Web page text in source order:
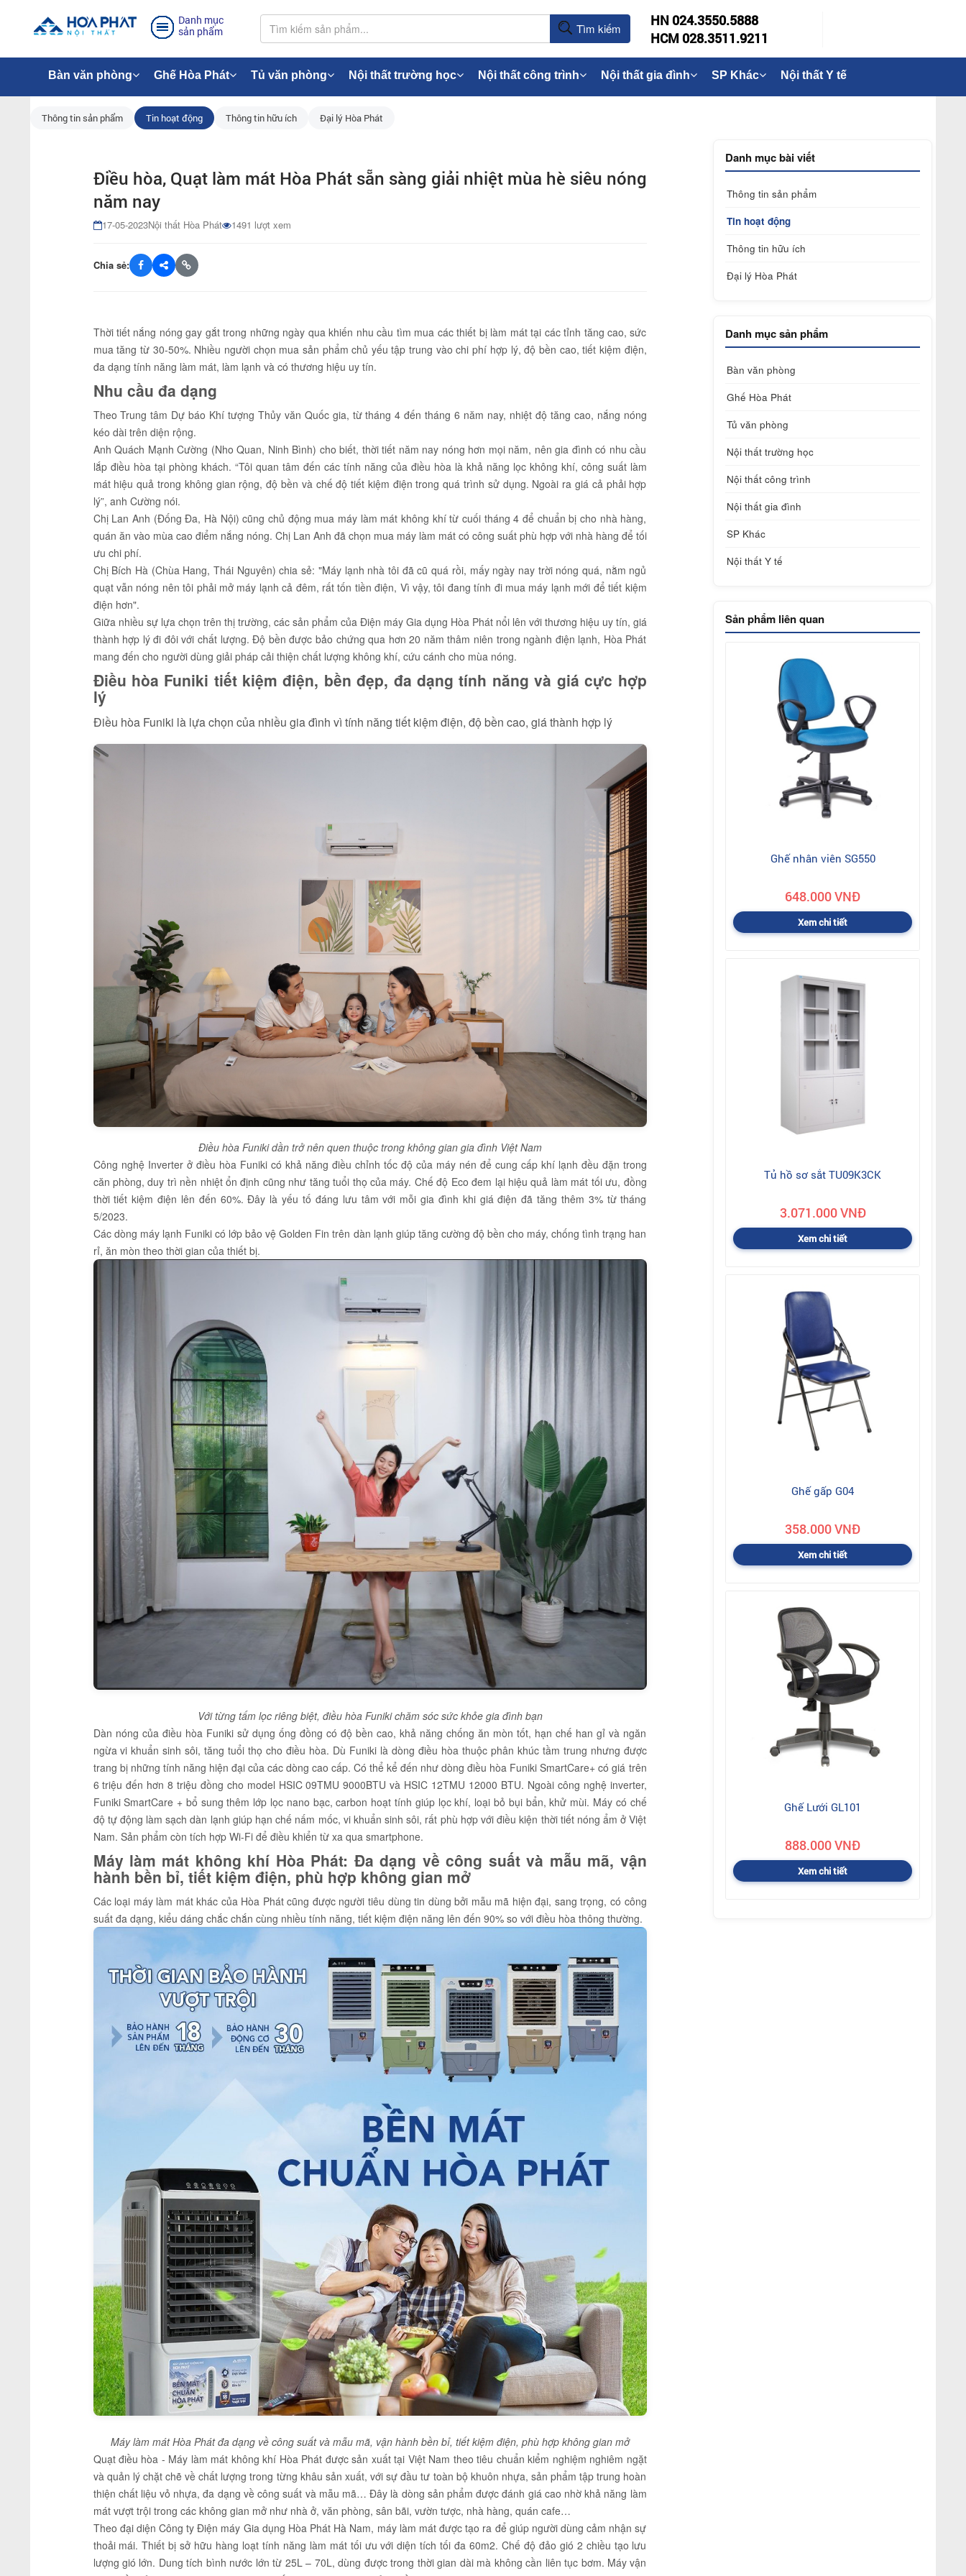
Danh mục
sản phẩm
Tìm kiếm
HN 024.3550.5888
HCM 028.3511.9211
Bàn văn phòng Ghế Hòa Phát Tủ văn phòng Nội thất trường học Nội thất công trình Nội thất gia đình SP Khác Nội thất Y tế
Thông tin sản phẩm Tin hoạt động Thông tin hữu ích Đại lý Hòa Phát
Điều hòa, Quạt làm mát Hòa Phát sẵn sàng giải nhiệt mùa hè siêu nóng
năm nay
17-05-2023Nội thất Hòa Phát 1491 lượt xem
Chia sẻ:
Thời tiết nắng nóng gay gắt trong những ngày qua khiến nhu cầu tìm mua các thiết bị làm mát tại các tỉnh tăng cao, sức
mua tăng từ 30-50%. Nhiều người chọn mua sản phẩm chủ yếu tập trung vào chi phí hợp lý, độ bền cao, tiết kiệm điện,
đa dạng tính năng làm mát, làm lạnh và có thương hiệu uy tín.
Nhu cầu đa dạng
Theo Trung tâm Dự báo Khí tượng Thủy văn Quốc gia, từ tháng 4 đến tháng 6 năm nay, nhiệt độ tăng cao, nắng nóng
kéo dài trên diện rộng.
Anh Quách Mạnh Cường (Nho Quan, Ninh Bình) cho biết, thời tiết năm nay nóng hơn mọi năm, nên gia đình có nhu cầu
lắp điều hòa tại phòng khách. “Tôi quan tâm đến các tính năng của điều hòa là khả năng lọc không khí, công suất làm
mát hiệu quả trong không gian rộng, độ bền và chế độ tiết kiệm điện trong quá trình sử dụng. Ngoài ra giá cả phải hợp
lý”, anh Cường nói.
Chị Lan Anh (Đống Đa, Hà Nội) cũng chủ động mua máy làm mát không khí từ cuối tháng 4 để chuẩn bị cho nhà hàng,
quán ăn vào mùa cao điểm nắng nóng. Chị Lan Anh đã chọn mua máy làm mát có công suất phù hợp với nhà hàng để tối
ưu chi phí.
Chị Bích Hà (Chùa Hang, Thái Nguyên) chia sẻ: "Máy lạnh nhà tôi đã cũ quá rồi, mấy ngày nay trời nóng quá, nằm ngủ
quạt vẫn nóng nên tôi phải mở máy lạnh cả đêm, rất tốn tiền điện, Vì vậy, tôi đang tính đi mua máy lạnh mới để tiết kiệm
điện hơn".
Giữa nhiều sự lựa chọn trên thị trường, các sản phẩm của Điện máy Gia dụng Hòa Phát nổi lên với thương hiệu uy tín, giá
thành hợp lý đi đôi với chất lượng. Độ bền được bảo chứng qua hơn 20 năm thâm niên trong ngành điện lạnh, Hòa Phát
mang đến cho người dùng giải pháp cải thiện chất lượng không khí, cứu cánh cho mùa nóng.
Điều hòa Funiki tiết kiệm điện, bền đẹp, đa dạng tính năng và giá cực hợp
lý
Điều hòa Funiki là lựa chọn của nhiều gia đình vì tính năng tiết kiệm điện, độ bền cao, giá thành hợp lý
Điều hòa Funiki dần trở nên quen thuộc trong không gian gia đình Việt Nam
Công nghệ Inverter ở điều hòa Funiki có khả năng điều chỉnh tốc độ của máy nén để cung cấp khí lạnh đều đặn trong
căn phòng, duy trì nền nhiệt ổn định cũng như tăng tuổi thọ của máy. Chế độ Eco đem lại hiệu quả làm mát tối ưu, đồng
thời tiết kiệm điện lên đến 60%. Đây là yếu tố đáng lưu tâm với mỗi gia đình khi giá điện đã tăng thêm 3% từ tháng
5/2023.
Các dòng máy lạnh Funiki có lớp bảo vệ Golden Fin trên dàn lạnh giúp tăng cường độ bền cho máy, chống tình trạng han
rỉ, ăn mòn theo thời gian của thiết bị.
Với từng tấm lọc riêng biệt, điều hòa Funiki chăm sóc sức khỏe gia đình bạn
Dàn nóng của điều hòa Funiki sử dụng ống đồng có độ bền cao, khả năng chống ăn mòn tốt, hạn chế han gỉ và ngăn
ngừa vi khuẩn sinh sôi, tăng tuổi thọ cho điều hòa. Dù Funiki là dòng điều hòa thuộc phân khúc tầm trung nhưng được
trang bị những tính năng hiện đại của các dòng cao cấp. Có thể kể đến như dòng điều hòa Funiki SmartCare+ có giá trên
6 triệu đến hơn 8 triệu đồng cho model HSIC 09TMU 9000BTU và HSIC 12TMU 12000 BTU. Ngoài công nghệ inverter,
Funiki SmartCare + bổ sung thêm lớp lọc nano bạc, carbon hoạt tính giúp lọc khí, loại bỏ bụi bẩn, khử mùi. Máy có chế
độ tự động làm sạch dàn lạnh giúp hạn chế nấm mốc, vi khuẩn sinh sôi, rất phù hợp với điều kiện thời tiết nóng ẩm ở Việt
Nam. Sản phẩm còn tích hợp Wi-Fi để điều khiển từ xa qua smartphone.
Máy làm mát không khí Hòa Phát: Đa dạng về công suất và mẫu mã, vận
hành bền bỉ, tiết kiệm điện, phù hợp không gian mở
Các loại máy làm mát khác của Hòa Phát cũng được người tiêu dùng tin dùng bởi mẫu mã hiện đại, sang trọng, có công
suất đa dạng, kiểu dáng chắc chắn cùng nhiều tính năng, tiết kiệm điện năng lên đến 90% so với điều hòa thông thường.
Máy làm mát Hòa Phát đa dạng về công suất và mẫu mã, vận hành bền bỉ, tiết kiệm điện, phù hợp không gian mở
Quạt điều hòa - Máy làm mát không khí Hòa Phát được sản xuất tại Việt Nam theo tiêu chuẩn kiểm nghiệm nghiêm ngặt
và quản lý chặt chẽ về chất lượng trong từng khâu sản xuất, với sự đầu tư toàn bộ khuôn nhựa, sản phẩm tập trung hoàn
thiện chất liệu vỏ nhựa, đa dạng về công suất và mẫu mã… Đây là dòng sản phẩm được đánh giá cao nhờ khả năng làm
mát vượt trội trong các không gian mở như nhà ở, văn phòng, sân bãi, vườn tược, nhà hàng, quán cafe…
Theo đại diện Công ty Điện máy Gia dụng Hòa Phát Hà Nam, máy làm mát được tạo ra để giúp người dùng cảm nhận sự
thoải mái. Thiết bị sở hữu hàng loạt tính năng làm mát tối ưu với diện tích tối đa 60m2. Chế độ đảo gió 2 chiều tạo lưu
lượng gió lớn. Dung tích bình nước lớn từ 25L – 70L, dùng được trong thời gian dài mà không cần liên tục bơm. Máy vận
Danh mục bài viết
Thông tin sản phẩm
Tin hoạt động
Thông tin hữu ích
Đại lý Hòa Phát
Danh mục sản phẩm
Bàn văn phòng
Ghế Hòa Phát
Tủ văn phòng
Nội thất trường học
Nội thất công trình
Nội thất gia đình
SP Khác
Nội thất Y tế
Sản phẩm liên quan
Ghế nhân viên SG550
648.000 VNĐ
Xem chi tiết
Tủ hồ sơ sắt TU09K3CK
3.071.000 VNĐ
Xem chi tiết
Ghế gấp G04
358.000 VNĐ
Xem chi tiết
Ghế Lưới GL101
888.000 VNĐ
Xem chi tiết